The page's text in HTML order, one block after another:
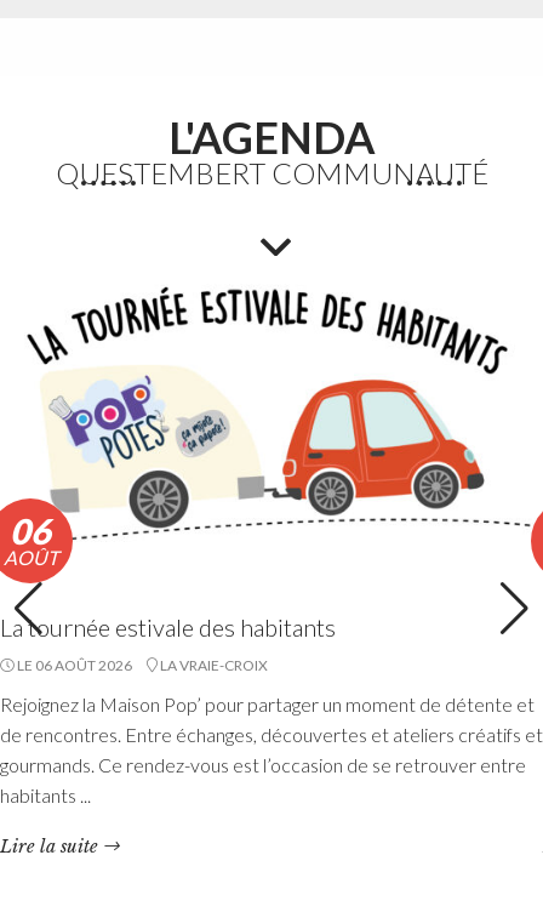
Etang du Moulin Neuf : baignade interdite
nautiques. La consommation de poissons pêchés est
Lire la suite
Accueils de loisirs : Ouverture des
réservations des mercredis de septembre à
décembre 2026
Les réservations des mercredis aux accueils de loisirs de
décembre 2026, sont ouvertes à partir du 20 juillet 2026
L'AGENDA
QUESTEMBERT COMMUNAUTÉ
06
AOÛT
La tournée estivale des habitants
LE 06 AOÛT 2026 LA VRAIE-CROIX
Rejoignez la Maison Pop’ pour partager un moment de détente et
de rencontres. Entre échanges, découvertes et ateliers créatifs et
gourmands. Ce rendez-vous est l’occasion de se retrouver entre
habitants ...
Lire la suite